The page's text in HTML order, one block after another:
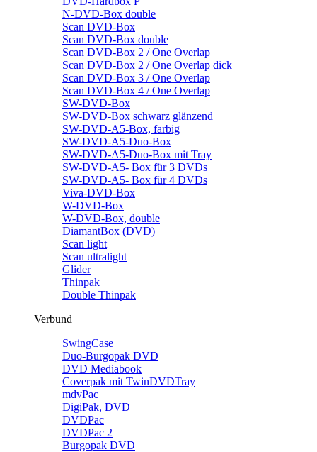
N-DVD-Box double
Scan DVD-Box
Scan DVD-Box double
Scan DVD-Box 2 / One Overlap
Scan DVD-Box 2 / One Overlap dick
Scan DVD-Box 3 / One Overlap
Scan DVD-Box 4 / One Overlap
SW-DVD-Box
SW-DVD-Box schwarz glänzend
SW-DVD-A5-Box, farbig
SW-DVD-A5-Duo-Box
SW-DVD-A5-Duo-Box mit Tray
SW-DVD-A5- Box für 3 DVDs
SW-DVD-A5- Box für 4 DVDs
Viva-DVD-Box
W-DVD-Box
W-DVD-Box, double
DiamantBox (DVD)
Scan light
Scan ultralight
Glider
Thinpak
Double Thinpak
Verbund
SwingCase
Duo-Burgopak DVD
DVD Mediabook
Coverpak mit TwinDVDTray
mdvPac
DigiPak, DVD
DVDPac
DVDPac 2
Burgopak DVD